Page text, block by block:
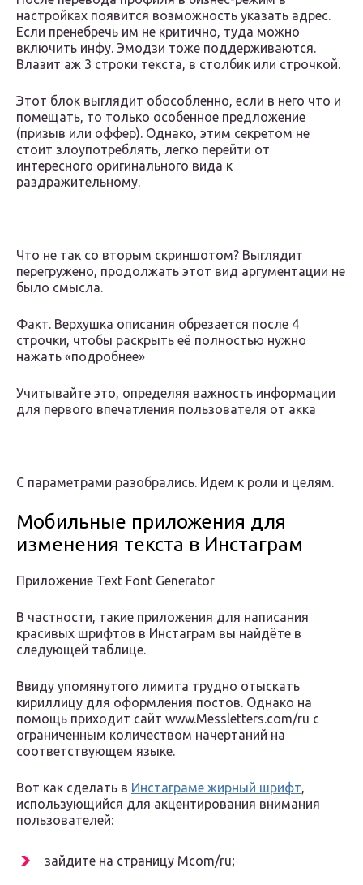
настройках появится возможность указать адрес.
Если пренебречь им не критично, туда можно
включить инфу. Эмодзи тоже поддерживаются.
Влазит аж 3 строки текста, в столбик или строчкой.
Этот блок выглядит обособленно, если в него что и
помещать, то только особенное предложение
(призыв или оффер). Однако, этим секретом не
стоит злоупотреблять, легко перейти от
интересного оригинального вида к
раздражительному.
Что не так со вторым скриншотом? Выглядит
перегружено, продолжать этот вид аргументации не
было смысла.
Факт. Верхушка описания обрезается после 4
строчки, чтобы раскрыть её полностью нужно
нажать «подробнее»
Учитывайте это, определяя важность информации
для первого впечатления пользователя от акка
С параметрами разобрались. Идем к роли и целям.
Мобильные приложения для
изменения текста в Инстаграм
Приложение Text Font Generator
В частности, такие приложения для написания
красивых шрифтов в Инстаграм вы найдёте в
следующей таблице.
Ввиду упомянутого лимита трудно отыскать
кириллицу для оформления постов. Однако на
помощь приходит сайт www.Messletters.com/ru с
ограниченным количеством начертаний на
соответствующем языке.
Вот как сделать в Инстаграме жирный шрифт,
использующийся для акцентирования внимания
пользователей:
зайдите на страницу Mcom/ru;